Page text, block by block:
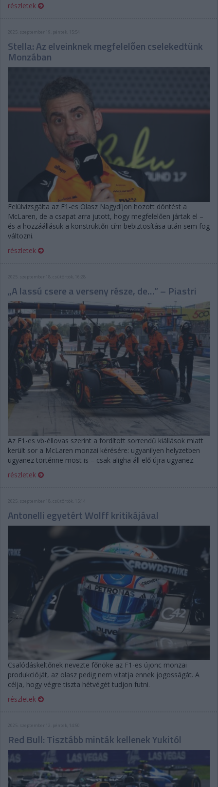
részletek
2025. szeptember 19. péntek, 15:54
Stella: Az elveinknek megfelelően cselekedtünk
Monzában
Felülvizsgálta az F1-es Olasz Nagydíjon hozott döntést a
McLaren, de a csapat arra jutott, hogy megfelelően jártak el –
és a hozzáállásuk a konstruktőri cím bebiztosítása után sem fog
változni.
részletek
2025. szeptember 18. csütörtök, 16:28
„A lassú csere a verseny része, de…” – Piastri
Az F1-es vb-éllovas szerint a fordított sorrendű kiállások miatt
került sor a McLaren monzai kérésére: ugyanilyen helyzetben
ugyanez történne most is – csak aligha áll elő újra ugyanez.
részletek
2025. szeptember 18. csütörtök, 15:14
Antonelli egyetért Wolff kritikájával
Csalódáskeltőnek nevezte főnöke az F1-es újonc monzai
produkcióját, az olasz pedig nem vitatja ennek jogosságát. A
célja, hogy végre tiszta hétvégét tudjon futni.
részletek
2025. szeptember 12. péntek, 14:50
Red Bull: Tisztább minták kellenek Yukitól